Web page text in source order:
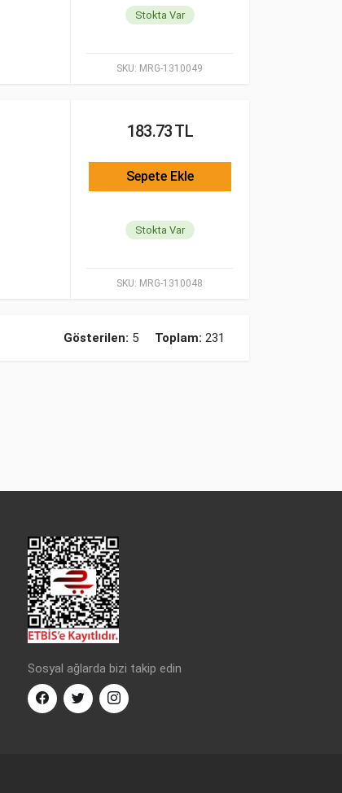
SKU: MRG-1310049
Stokta Var
SKU: MRG-1310048
183.73 TL
Sepete Ekle
Stokta Var
Gösterilen: 5 Toplam: 231
Sosyal ağlarda bizi takip edin